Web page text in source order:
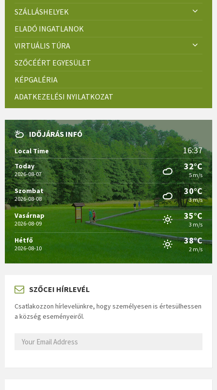
SZÁLLÁSHELYEK
ELADÓ INGATLANOK
VIRTUÁLIS TÚRA
SZŐCÉÉRT EGYESÜLET
KÉPGALÉRIA
ADATKEZELÉSI NYILATKOZAT
IDŐJÁRÁS INFÓ
Local Time 16:37
Today
2026-08-07
32°C
5 m/s
Szombat
2026-08-08
30°C
3 m/s
Vasárnap
2026-08-09
35°C
3 m/s
Hétfő
2026-08-10
38°C
2 m/s
SZŐCEI HÍRLEVÉL
Csatlakozzon hírlevelünkre, hogy személyesen is értesülhessen
a község eseményeiről.